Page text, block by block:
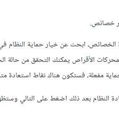
خصائص.
ابحث عن خيار حماية النظام في
الأقراص يمكنك التحقق من
بعد ذلك اضغط على التالي